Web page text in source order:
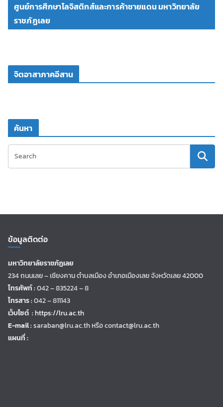
ศูนย์การศึกษาโลจิสติกส์และการค้าชายแดน มหาวิทยาลัย
ราชภัฏเลย
จิตอาสาภาคอีสาน
ค้นหา
ข้อมูลติดต่อ
มหาวิทยาลัยราชภัฏเลย
234 ถนนเลย – เชียงคาน ตำบลเมือง อำเภอเมืองเลย จังหวัดเลย 42000
โทรศัพท์ :042 – 835224 – 8
โทรสาร :042 – 811143
เว็บไซต์ :https://lru.ac.th
E-mail :saraban@lru.ac.thหรือ contact@lru.ac.th
แผนที่ :